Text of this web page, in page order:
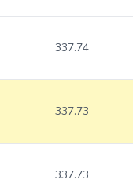
337.74
337.73
337.73